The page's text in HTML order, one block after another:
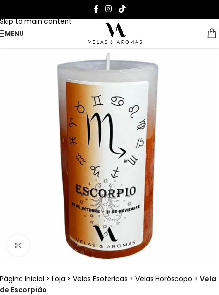
Skip to main content
MENU
Clique para ampliar
Página Inicial > Loja > Velas Esotéricas > Velas Horóscopo > Vela
de Escorpião